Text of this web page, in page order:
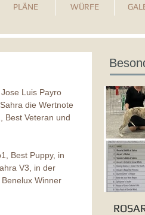
PLÄNE WÜRFE
Luis Payro
die Wertnote
Best Veteran und
Best Puppy, in
V3, in der
Winner